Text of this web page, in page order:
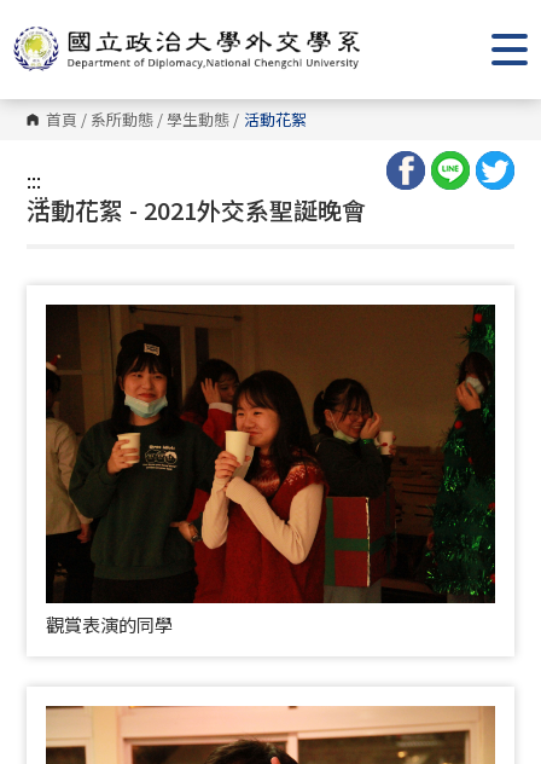
到
主
要
內
容
區 首頁 / 系所動態 /學生動態 / 活動花絮
:::
:::
活動花絮 - 2021外交系聖誕晚會
觀賞表演的同學